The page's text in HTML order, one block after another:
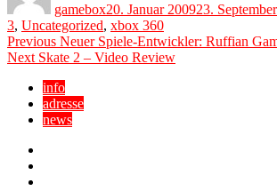
gamebox20. Januar 200923.
3, Uncategorized, xbox 360
Beitragsnavigation
Previous Previous
post:
Neuer Spiele-Entwickler: Ruffian
Next Next
Skate 2 – Video Review
info
adresse
news